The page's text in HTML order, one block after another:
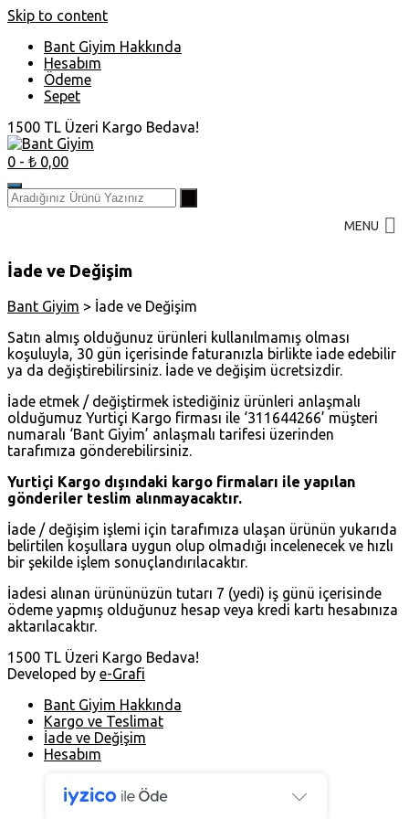
Skip to content
Bant Giyim Hakkında
Hesabım
Ödeme
Sepet
1500 TL Üzeri Kargo Bedava!
0 - ₺ 0,00
MENU
İade ve Değişim
Bant Giyim > İade ve Değişim
Satın almış olduğunuz ürünleri kullanılmamış olması
koşuluyla, 30 gün içerisinde faturanızla birlikte iade edebilir
ya da değiştirebilirsiniz. İade ve değişim ücretsizdir.
İade etmek / değiştirmek istediğiniz ürünleri anlaşmalı
olduğumuz Yurtiçi Kargo firması ile ‘311644266’ müşteri
numaralı ‘Bant Giyim’ anlaşmalı tarifesi üzerinden
tarafımıza gönderebilirsiniz.
Yurtiçi Kargo dışındaki kargo firmaları ile yapılan
gönderiler teslim alınmayacaktır.
İade / değişim işlemi için tarafımıza ulaşan ürünün yukarıda
belirtilen koşullara uygun olup olmadığı incelenecek ve hızlı
bir şekilde işlem sonuçlandırılacaktır.
İadesi alınan ürününüzün tutarı 7 (yedi) iş günü içerisinde
ödeme yapmış olduğunuz hesap veya kredi kartı hesabınıza
aktarılacaktır.
1500 TL Üzeri Kargo Bedava!
Developed by e-Grafi
Bant Giyim Hakkında
Kargo ve Teslimat
İade ve Değişim
Hesabım